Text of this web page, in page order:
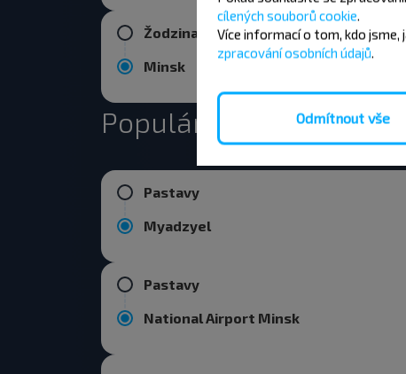
Žodzina
Minsk
Populární spojení z
Pastavy
Myadzyel
Pastavy
National Airport Minsk
cílených souborů cookie.
Více informací o tom, kdo jsme,
zpracování osobních údajů.
Odmítnout vše